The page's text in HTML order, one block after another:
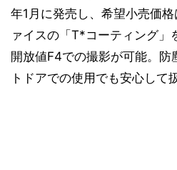
年1月に発売し、希望小売価
ァイスの「T*コーティング」
開放値F4での撮影が可能。防
トドアでの使用でも安心して